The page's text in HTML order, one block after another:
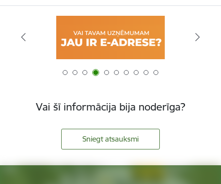
Vai šī informācija bija noderīga?
Sniegt atsauksmi